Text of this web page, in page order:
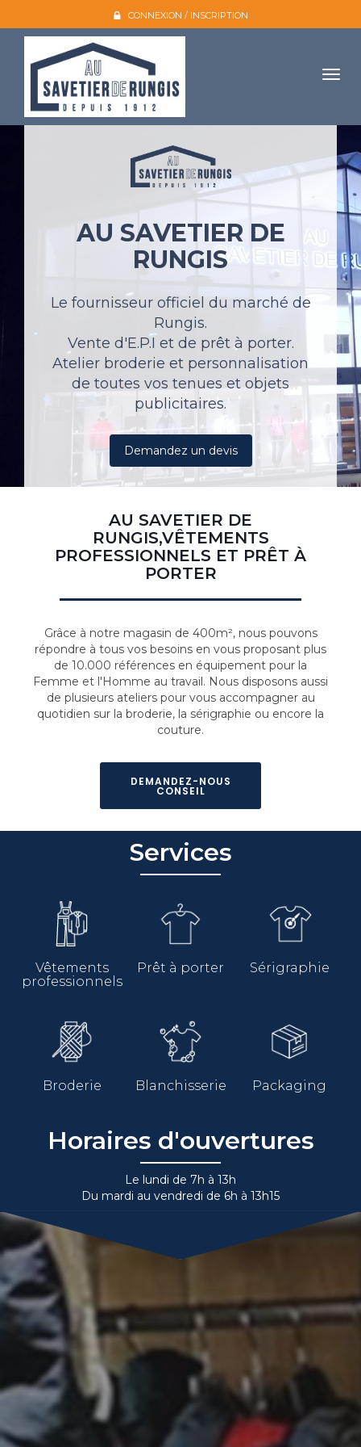
CONNEXION / INSCRIPTION
L'entreprise
Nos produits
Galerie photo
Atelier broderie
Catalogues
Mon compte
Devis et contact
AU SAVETIER DE
RUNGIS
Le fournisseur officiel du marché de
Rungis.
Vente d'E.P.I et de prêt à porter.
Atelier broderie et personnalisation
de toutes vos tenues et objets
publicitaires.
Demandez un devis
AU SAVETIER DE
RUNGIS,VÊTEMENTS
PROFESSIONNELS ET PRÊT À
PORTER
Grâce à notre magasin de 400m², nous pouvons
répondre à tous vos besoins en vous proposant plus
de 10.000 références en équipement pour la
Femme et l'Homme au travail. Nous disposons aussi
de plusieurs ateliers pour vous accompagner au
quotidien sur la broderie, la sérigraphie ou encore la
couture.
DEMANDEZ-NOUS
CONSEIL
Services
Vêtements
professionnels
Prêt à porter Sérigraphie
Broderie Blanchisserie Packaging
Horaires d'ouvertures
Le lundi de 7h à 13h
Du mardi au vendredi de 6h à 13h15